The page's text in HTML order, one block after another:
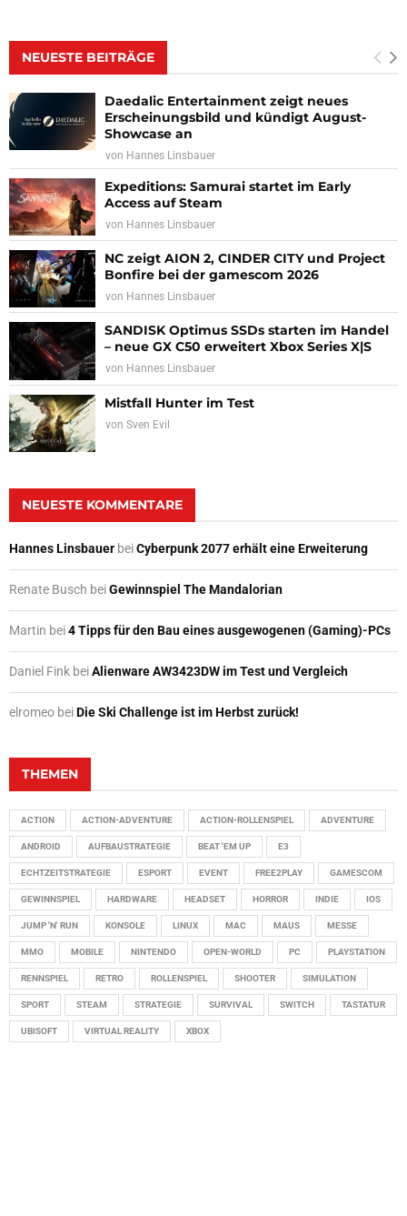
NEUESTE BEITRÄGE
Daedalic Entertainment zeigt neues
Erscheinungsbild und kündigt August-
Showcase an
von Hannes Linsbauer
Expeditions: Samurai startet im Early
Access auf Steam
von Hannes Linsbauer
NC zeigt AION 2, CINDER CITY und Project
Bonfire bei der gamescom 2026
von Hannes Linsbauer
SANDISK Optimus SSDs starten im Handel
– neue GX C50 erweitert Xbox Series X|S
von Hannes Linsbauer
Mistfall Hunter im Test
von Sven Evil
NEUESTE KOMMENTARE
Hannes Linsbauer beiCyberpunk 2077 erhält eine Erweiterung
Renate Busch beiGewinnspiel The Mandalorian
Martin bei4 Tipps für den Bau eines ausgewogenen (Gaming)-PCs
Daniel Fink beiAlienware AW3423DW im Test und Vergleich
elromeo beiDie Ski Challenge ist im Herbst zurück!
THEMEN
ACTION ACTION-ADVENTURE ACTION-ROLLENSPIEL ADVENTURE
ANDROID AUFBAUSTRATEGIE BEAT 'EM UP E3
ECHTZEITSTRATEGIE ESPORT EVENT FREE2PLAY GAMESCOM
GEWINNSPIEL HARDWARE HEADSET HORROR INDIE IOS
JUMP 'N' RUN KONSOLE LINUX MAC MAUS MESSE
MMO MOBILE NINTENDO OPEN-WORLD PC PLAYSTATION
RENNSPIEL RETRO ROLLENSPIEL SHOOTER SIMULATION
SPORT STEAM STRATEGIE SURVIVAL SWITCH TASTATUR
UBISOFT VIRTUAL REALITY XBOX